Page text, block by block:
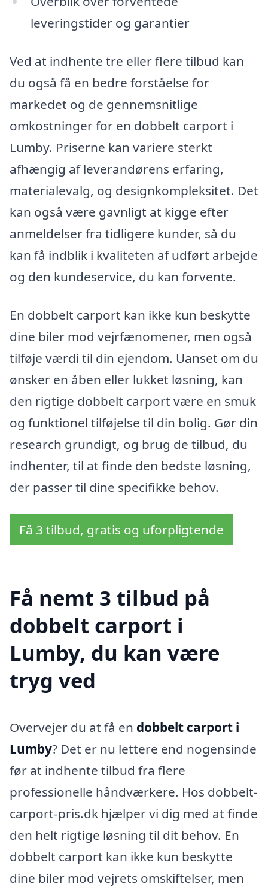
leveringstider og garantier
Ved at indhente tre eller flere tilbud kan
du også få en bedre forståelse for
markedet og de gennemsnitlige
omkostninger for en dobbelt carport i
Lumby. Priserne kan variere sterkt
afhængig af leverandørens erfaring,
materialevalg, og designkompleksitet. Det
kan også være gavnligt at kigge efter
anmeldelser fra tidligere kunder, så du
kan få indblik i kvaliteten af udført arbejde
og den kundeservice, du kan forvente.
En dobbelt carport kan ikke kun beskytte
dine biler mod vejrfænomener, men også
tilføje værdi til din ejendom. Uanset om du
ønsker en åben eller lukket løsning, kan
den rigtige dobbelt carport være en smuk
og funktionel tilføjelse til din bolig. Gør din
research grundigt, og brug de tilbud, du
indhenter, til at finde den bedste løsning,
der passer til dine specifikke behov.
Få 3 tilbud, gratis og uforpligtende
Få nemt 3 tilbud på
dobbelt carport i
Lumby, du kan være
tryg ved
Overvejer du at få en dobbelt carport i
Lumby? Det er nu lettere end nogensinde
før at indhente tilbud fra flere
professionelle håndværkere. Hos dobbelt-
carport-pris.dk hjælper vi dig med at finde
den helt rigtige løsning til dit behov. En
dobbelt carport kan ikke kun beskytte
dine biler mod vejrets omskiftelser, men